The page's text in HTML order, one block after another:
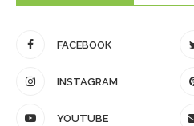
FACEBOOK
INSTAGRAM
YOUTUBE